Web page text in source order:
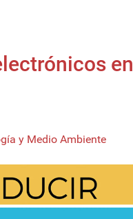
en
y Medio Ambiente